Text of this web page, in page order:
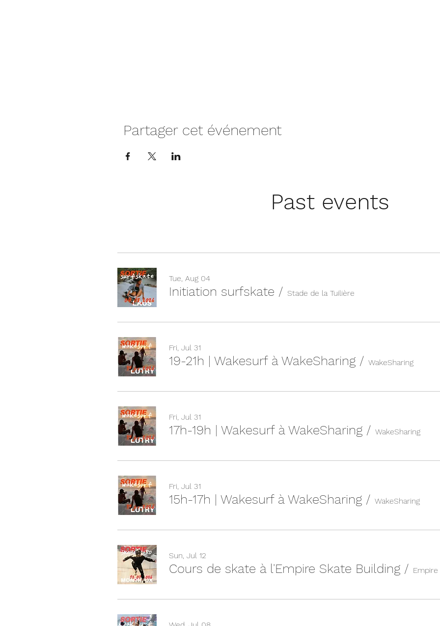
Partager cet événement
Past events
Tue, Aug 04
Initiation surfskate / Stade de la Tuilière
Fri, Jul 31
19-21h | Wakesurf à WakeSharing / WakeSharing
Fri, Jul 31
17h-19h | Wakesurf à WakeSharing / WakeSharing
Fri, Jul 31
15h-17h | Wakesurf à WakeSharing / WakeSharing
Sun, Jul 12
Cours de skate à l'Empire Skate Building /